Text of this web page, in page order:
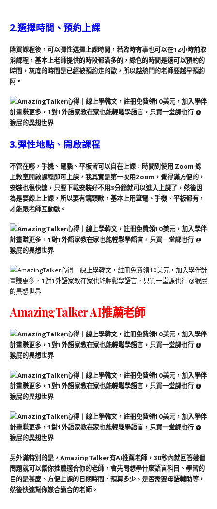
2.選擇時間、預約上課
購買課程後，可以彈性選擇上課時間，若臨時有事也可以在12小時前取
消課程，基本上老師提供的時段都滿多的，綠色的時間是還可以預約的
時間，灰底的時間是已經被預約走的歐，所以越熱門的老師要越早預約
阿。
3.彈性地點、開啟課程
不管在哪，手機、電腦、平板皆可以自在上課，時間到使用 Zoom 線
上教室開啟課程即可上課，我其實是第一次用Zoom，覺得滿方便的，
安裝也很快速，只要下載安裝好不用3分鐘就可以進入上課了，然後因
為是要線上上課，所以要有鏡頭歐，基本上用筆電、手機、平板都有，
才能跟老師互動歐。
AmazingTalker AI推薦老師
另外滿特別的是，AmazingTalker有AI推薦老師，30秒內就回答幾個
問題就可以幫你推薦適合你的老師，會先問想學什麼語言科目、學習的
目的是甚麼、方便上課的日期時間、預算多少、是否需要母語輔助等，
然後快速幫你媒合適合的老師。